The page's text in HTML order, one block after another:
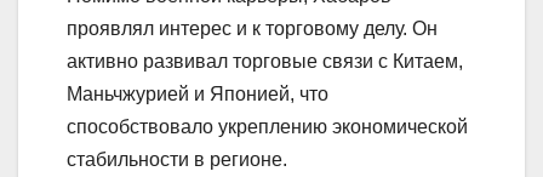
проявлял интерес и к торговому делу. Он
активно развивал торговые связи с Китаем,
Маньчжурией и Японией, что
способствовало укреплению экономической
стабильности в регионе.